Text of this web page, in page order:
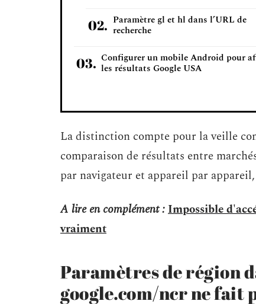
Paramètre gl et hl dans l’URL de
recherche
Configurer un mobile Android pour
les résultats Google USA
La distinction compte pour la veille
comparaison de résultats entre
par navigateur et appareil par
A lire en complément :Impossible
vraiment
Paramètres de région
google.com/ncr ne fait